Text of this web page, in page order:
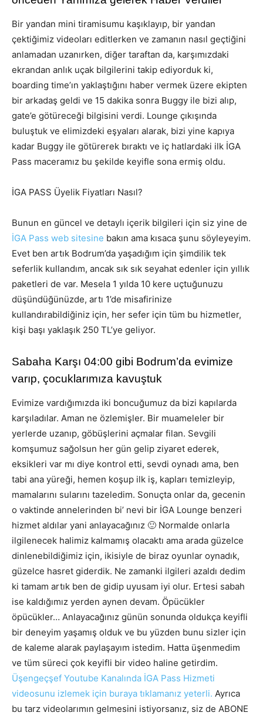
Bir yandan mini tiramisumu kaşıklayıp, bir yandan
çektiğimiz videoları editlerken ve zamanın nasıl geçtiğini
anlamadan uzanırken, diğer taraftan da, karşımızdaki
ekrandan anlık uçak bilgilerini takip ediyorduk ki,
boarding time’ın yaklaştığını haber vermek üzere ekipten
bir arkadaş geldi ve 15 dakika sonra Buggy ile bizi alıp,
gate’e götüreceği bilgisini verdi. Lounge çıkışında
buluştuk ve elimizdeki eşyaları alarak, bizi yine kapıya
kadar Buggy ile götürerek bıraktı ve iç hatlardaki ilk İGA
Pass maceramız bu şekilde keyifle sona ermiş oldu.
İGA PASS Üyelik Fiyatları Nasıl?
Bunun en güncel ve detaylı içerik bilgileri için siz yine de
İGA Pass web sitesine bakın ama kısaca şunu söyleyeyim.
Evet ben artık Bodrum’da yaşadığım için şimdilik tek
seferlik kullandım, ancak sık sık seyahat edenler için yıllık
paketleri de var. Mesela 1 yılda 10 kere uçtuğunuzu
düşündüğünüzde, artı 1’de misafirinize
kullandırabildiğiniz için, her sefer için tüm bu hizmetler,
kişi başı yaklaşık 250 TL’ye geliyor.
Sabaha Karşı 04:00 gibi Bodrum’da evimize
varıp, çocuklarımıza kavuştuk
Evimize vardığımızda iki boncuğumuz da bizi kapılarda
karşıladılar. Aman ne özlemişler. Bir muameleler bir
yerlerde uzanıp, göbüşlerini açmalar filan. Sevgili
komşumuz sağolsun her gün gelip ziyaret ederek,
eksikleri var mı diye kontrol etti, sevdi oynadı ama, ben
tabi ana yüreği, hemen koşup ilk iş, kapları temizleyip,
mamalarını sularını tazeledim. Sonuçta onlar da, gecenin
o vaktinde annelerinden bi’ nevi bir İGA Lounge benzeri
hizmet aldılar yani anlayacağınız 🙂 Normalde onlarla
ilgilenecek halimiz kalmamış olacaktı ama arada güzelce
dinlenebildiğimiz için, ikisiyle de biraz oyunlar oynadık,
güzelce hasret giderdik. Ne zamanki ilgileri azaldı dedim
ki tamam artık ben de gidip uyusam iyi olur. Ertesi sabah
ise kaldığımız yerden aynen devam. Öpücükler
öpücükler… Anlayacağınız günün sonunda oldukça keyifli
bir deneyim yaşamış olduk ve bu yüzden bunu sizler için
de kaleme alarak paylaşayım istedim. Hatta üşenmedim
ve tüm süreci çok keyifli bir video haline getirdim.
Üşengeçşef Youtube Kanalında İGA Pass Hizmeti
videosunu izlemek için buraya tıklamanız yeterli. Ayrıca
bu tarz videolarımın gelmesini istiyorsanız, siz de ABONE